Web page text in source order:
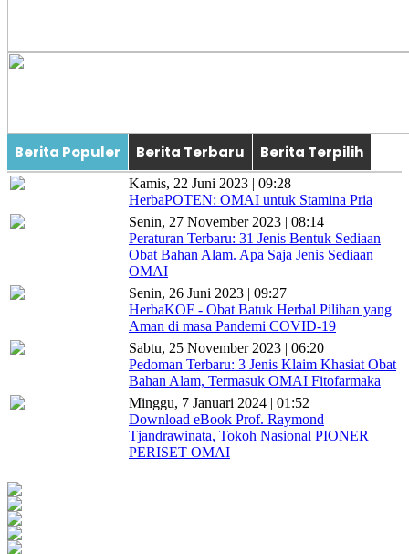
Berita Populer Berita Terbaru Berita Terpilih
Kamis, 22 Juni 2023 | 09:28
HerbaPOTEN: OMAI untuk Stamina Pria
Senin, 27 November 2023 | 08:14
Peraturan Terbaru: 31 Jenis Bentuk Sediaan
Obat Bahan Alam. Apa Saja Jenis Sediaan
OMAI
Senin, 26 Juni 2023 | 09:27
HerbaKOF - Obat Batuk Herbal Pilihan yang
Aman di masa Pandemi COVID-19
Sabtu, 25 November 2023 | 06:20
Pedoman Terbaru: 3 Jenis Klaim Khasiat Obat
Bahan Alam, Termasuk OMAI Fitofarmaka
Minggu, 7 Januari 2024 | 01:52
Download eBook Prof. Raymond
Tjandrawinata, Tokoh Nasional PIONER
PERISET OMAI